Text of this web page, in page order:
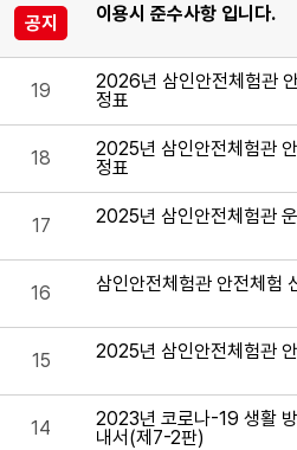
공지 이용시 준수사항 입니다.
19
2026년 삼인안전체험관
정표
18
2025년 삼인안전체험관
정표
17 2025년 삼인안전체험관
16 삼인안전체험관 안전체험
15 2025년 삼인안전체험관
14
2023년 코로나-19 생활
내서(제7-2판)